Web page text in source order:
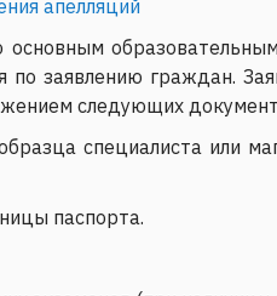
апелляций
по заявлению граждан.
следующих
специалиста или
паспорта.